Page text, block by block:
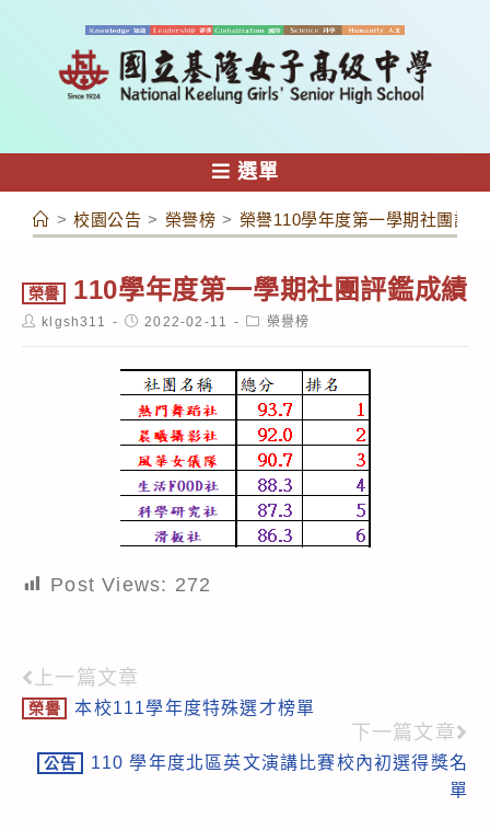
容
選單
> 校園公告 > 榮譽榜 > 榮譽110學年度第一學期社團評
榮譽 110學年度第一學期社團評鑑成績
Postklgsh311
Post2022-02-11
Post榮譽榜
Post Views: 272
Read
more
articles
上一篇文章
榮譽 本校111學年度特殊選才榜單
下一篇文章
公告
110 學年度北區英文演講比賽校內初選得獎名
單